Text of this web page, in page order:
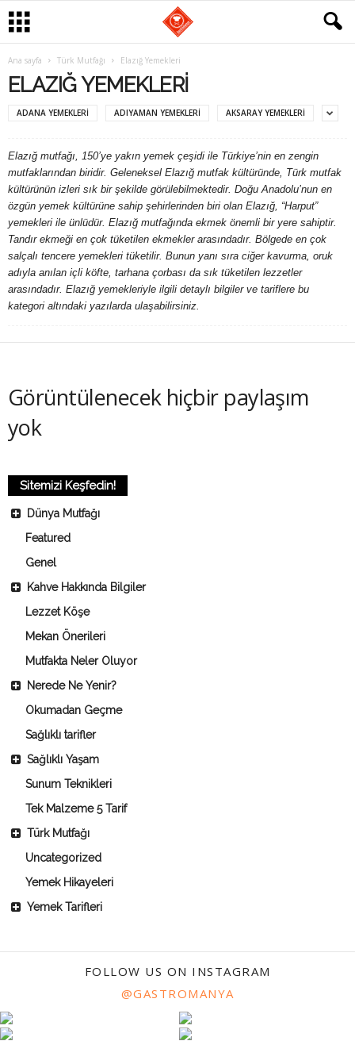
Ana sayfa Türk Mutfağı Elazığ Yemekleri
ELAZIĞ YEMEKLERI
ADANA YEMEKLERI ADIYAMAN YEMEKLERI AKSARAY YEMEKLERI
Elazığ mutfağı, 150’ye yakın yemek çeşidi ile Türkiye’nin en zengin
mutfaklarından biridir. Geleneksel Elazığ mutfak kültüründe, Türk mutfak
kültürünün izleri sık bir şekilde görülebilmektedir. Doğu Anadolu’nun en
özgün yemek kültürüne sahip şehirlerinden biri olan Elazığ, “Harput”
yemekleri ile ünlüdür. Elazığ mutfağında ekmek önemli bir yere sahiptir.
Tandır ekmeği en çok tüketilen ekmekler arasındadır. Bölgede en çok
salçalı tencere yemekleri tüketilir. Bunun yanı sıra ciğer kavurma, oruk
adıyla anılan içli köfte, tarhana çorbası da sık tüketilen lezzetler
arasındadır. Elazığ yemekleriyle ilgili detaylı bilgiler ve tariflere bu
kategori altındaki yazılarda ulaşabilirsiniz.
Görüntülenecek hiçbir paylaşım
yok
Sitemizi Keşfedin!
Dünya Mutfağı
Featured
Genel
Kahve Hakkında Bilgiler
Lezzet Köşe
Mekan Önerileri
Mutfakta Neler Oluyor
Nerede Ne Yenir?
Okumadan Geçme
Sağlıklı tarifler
Sağlıklı Yaşam
Sunum Teknikleri
Tek Malzeme 5 Tarif
Türk Mutfağı
Uncategorized
Yemek Hikayeleri
Yemek Tarifleri
FOLLOW US ON INSTAGRAM
@GASTROMANYA